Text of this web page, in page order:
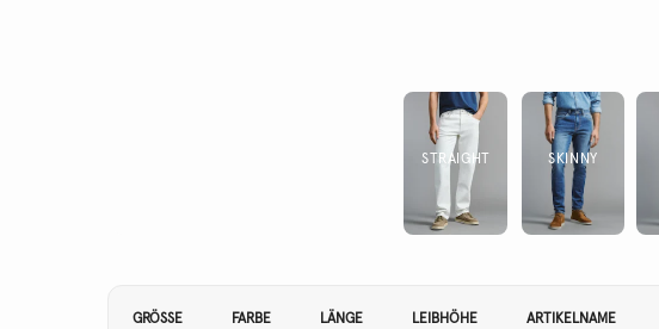
STRAIGHT SKINNY
GRÖSSE FARBE LÄNGE LEIBHÖHE ARTIKELNAME